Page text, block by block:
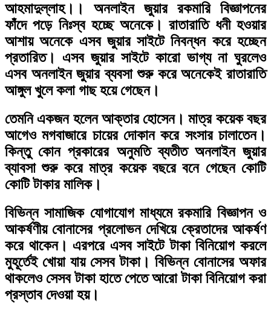
আহমাদুল্লাহ।। অনলাইন জুয়ার রকমারি বিজ্ঞাপনের
ফাঁদে পড়ে নিঃস্ব হচ্ছে অনেকে। রাতারাতি ধনী হওয়ার
আশায় অনেকে এসব জুয়ার সাইটে নিবন্ধন করে হচ্ছেন
প্রতারিত। এসব জুয়ার সাইটে কারো ভাগ্য না ঘুরলেও
এসব অনলাইন জুয়ার ব্যবসা শুরু করে অনেকেই রাতারাতি
আঙ্গুল খুলে কলা গাছ হয়ে গেছেন।
তেমনি একজন হলেন আক্তার হোসেন। মাত্র কয়েক বছর
আগেও মগবাজারে চায়ের দোকান করে সংসার চালাতেন।
কিন্তু কোন প্রকারের অনুমতি ব্যতীত অনলাইন জুয়ার
ব্যাবসা শুরু করে মাত্র কয়েক বছরে বনে গেছেন কোটি
কোটি টাকার মালিক।
বিভিন্ন সামাজিক যোগাযোগ মাধ্যমে রকমারি বিজ্ঞাপন ও
আকর্ষণীয় বোনাসের প্রলোভন দেখিয়ে ক্রেতাদের আকর্ষণ
করে থাকেন। এরপরে এসব সাইটে টাকা বিনিয়োগ করলে
মুহূর্তেই খোয়া যায় সেসব টাকা। বিভিন্ন বোনাসের অফার
থাকলেও সেসব টাকা হাতে পেতে আরো টাকা বিনিয়োগ করা
প্রস্তাব দেওয়া হয়।